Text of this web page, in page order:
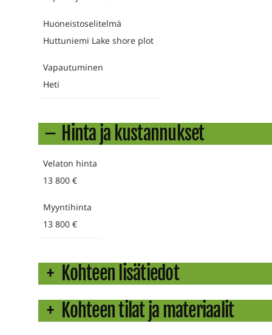
Huoneistoselitelmä
Huttuniemi Lake shore plot
Vapautuminen
Heti
Hinta ja kustannukset
Velaton hinta
13 800 €
Myyntihinta
13 800 €
Kohteen lisätiedot
Kohteen tilat ja materiaalit